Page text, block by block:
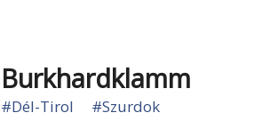
Burkhardklamm
#Dél-Tirol #Szurdok